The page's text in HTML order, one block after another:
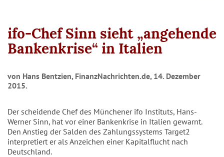
ifo-Chef Sinn sieht „angehende
Bankenkrise“ in Italien
von Hans Bentzien, FinanzNachrichten.de, 14. Dezember
2015.
Der scheidende Chef des Münchener ifo Instituts, Hans-
Werner Sinn, hat vor einer Bankenkrise in Italien gewarnt.
Den Anstieg der Salden des Zahlungssystems Target2
interpretiert er als Anzeichen einer Kapitalflucht nach
Deutschland.